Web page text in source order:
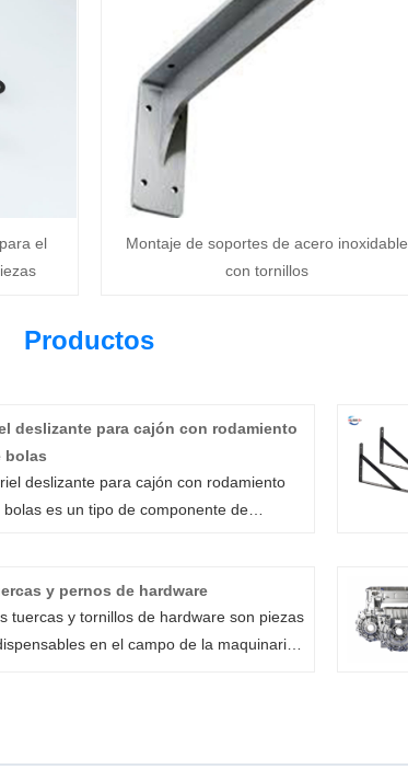
el
Montaje de soportes de acero inoxidable
con tornillos
Productos
deslizante para cajón con rodamiento
bolas
deslizante para cajón con rodamiento
bolas es un tipo de componente de
guías para cajones con cojinetes
bolas producidas por Xiamen Huaner
Co., Ltd. son guías para cajones
y pernos de hardware
tuercas y tornillos de hardware son piezas
en el campo de la maquinaria.